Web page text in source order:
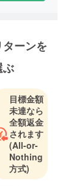
ターンを
ぶ
目標金額
未達なら
全額返金
されます
(All-or-
Nothing
方式)